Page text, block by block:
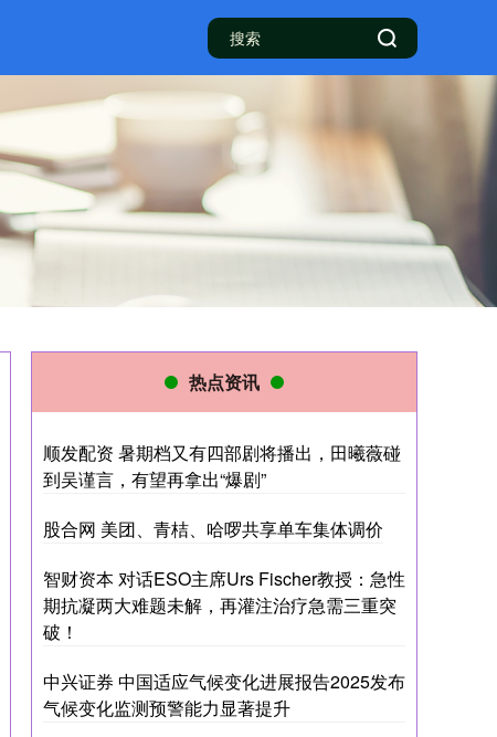
热点资讯
顺发配资 暑期档又有四部剧将播出，田曦薇碰
到吴谨言，有望再拿出“爆剧”
股合网 美团、青桔、哈啰共享单车集体调价
智财资本 对话ESO主席Urs Fischer教授：急性
期抗凝两大难题未解，再灌注治疗急需三重突
破！
中兴证券 中国适应气候变化进展报告2025发布
气候变化监测预警能力显著提升